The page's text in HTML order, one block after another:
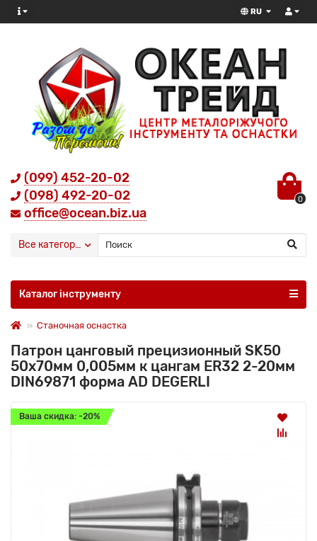
RU
(099) 452-20-02
(098) 492-20-02
office@ocean.biz.ua
0
Все категории
Каталог інструменту
Станочная оснастка
Патрон цанговый прецизионный SK50
50x70мм 0,005мм к цангам ER32 2-20мм
DIN69871 форма AD DEGERLI
Ваша скидка: -20%